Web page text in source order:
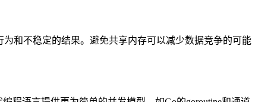
和不稳定的结果。避免共享内存可以减少数据竞争的可能